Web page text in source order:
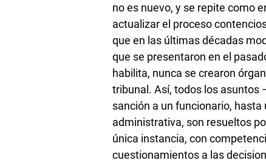
no es nuevo, y se repite como
actualizar el proceso
que en las últimas décadas
que se presentaron en el
habilita, nunca se crearon
tribunal. Así, todos los asuntos
sanción a un funcionario,
administrativa, son resueltos
única instancia, con
cuestionamientos a las